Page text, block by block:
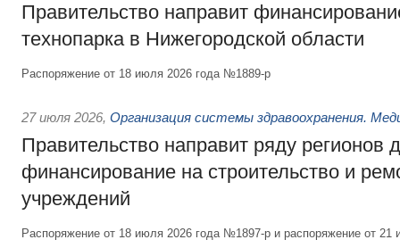
Правительство направит
технопарка в Нижегородской области
Распоряжение от 18 июля 2026 года №1889-р
27 июля 2026, Организация системы здравоохранения.
Правительство направит ряду регионов
финансирование на строительство и
учреждений
Распоряжение от 18 июля 2026 года №1897-р и распоряжение от